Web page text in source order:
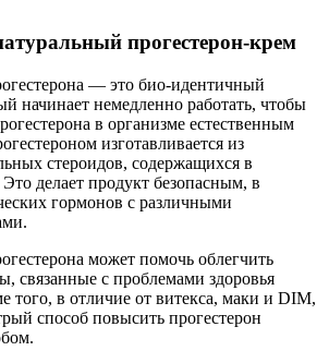
прогестерон-крем
— это био-идентичный
начинает немедленно работать, чтобы
в организме естественным
изготавливается из
стероидов, содержащихся в
делает продукт безопасным, в
гормонов с различными
может помочь облегчить
связанные с проблемами здоровья
того, в отличие от витекса, маки и DIM,
способ повысить прогестерон